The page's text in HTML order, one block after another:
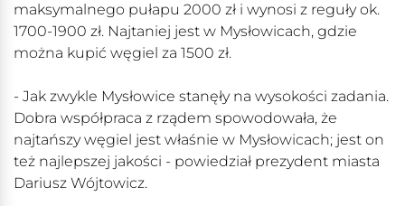
maksymalnego pułapu 2000 zł i wynosi z reguły ok.
1700-1900 zł. Najtaniej jest w Mysłowicach, gdzie
można kupić węgiel za 1500 zł.
- Jak zwykle Mysłowice stanęły na wysokości zadania.
Dobra współpraca z rządem spowodowała, że
najtańszy węgiel jest właśnie w Mysłowicach; jest on
też najlepszej jakości - powiedział prezydent miasta
Dariusz Wójtowicz.